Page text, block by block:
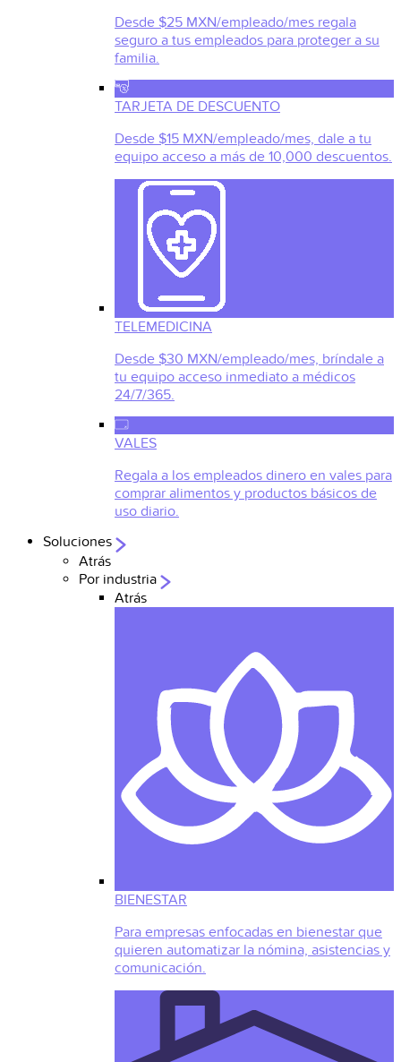
Desde $25 MXN/empleado/mes regala
seguro a tus empleados para proteger a su
familia.
TARJETA DE DESCUENTO
Desde $15 MXN/empleado/mes, dale a tu
equipo acceso a más de 10,000 descuentos.
TELEMEDICINA
Desde $30 MXN/empleado/mes, bríndale a
tu equipo acceso inmediato a médicos
24/7/365.
VALES
Regala a los empleados dinero en vales para
comprar alimentos y productos básicos de
uso diario.
Soluciones
Atrás
Por industria
Atrás
BIENESTAR
Para empresas enfocadas en bienestar que
quieren automatizar la nómina, asistencias y
comunicación.